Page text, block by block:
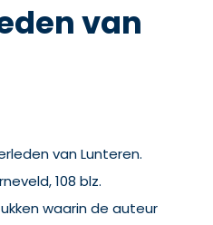
van
van Lunteren.
108 blz.
waarin de auteur